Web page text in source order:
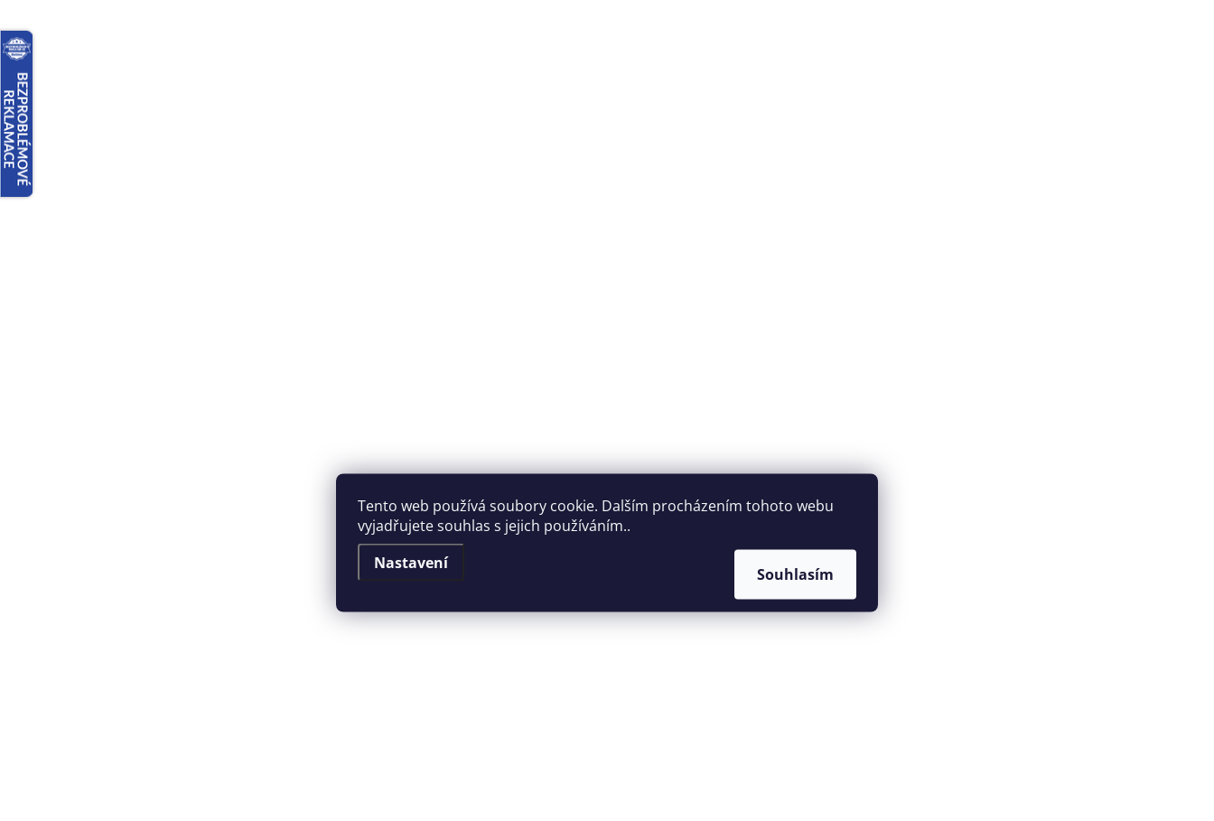
Tento web používá soubory cookie. Dalším procházením tohoto webu
vyjadřujete souhlas s jejich používáním..
Nastavení
Souhlasím